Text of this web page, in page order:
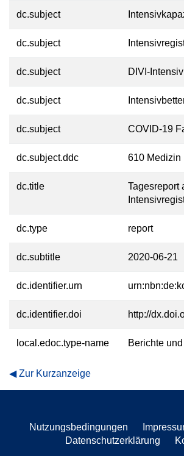
dc.subject
dc.subject
dc.subject DIVI-
dc.subject
dc.subject COVID-19
dc.subject.ddc 610 Medizin
dc.title
Tagesreport
dc.type report
dc.subtitle 2020-06-21
dc.identifier.urn
dc.identifier.doi http://
local.edoc.type-name Berichte
Zur Kurzanzeige
Nutzungsbedingungen
Datenschutzerklärung